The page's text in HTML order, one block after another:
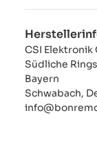
CSI Elektronik
Südliche
Bayern
Schwabach,